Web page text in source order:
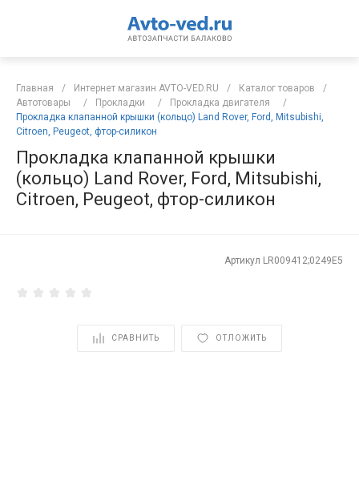
Главная / Интернет магазин AVTO-VED.RU / Каталог товаров
/
Автотовары
/ Прокладки / Прокладка двигателя
/
Прокладка клапанной крышки (кольцо) Land Rover, Ford, Mitsubishi,
Citroen, Peugeot, фтор-силикон
Прокладка клапанной крышки
(кольцо) Land Rover, Ford, Mitsubishi,
Citroen, Peugeot, фтор-силикон
Артикул LR009412;0249E5
СРАВНИТЬ ОТЛОЖИТЬ